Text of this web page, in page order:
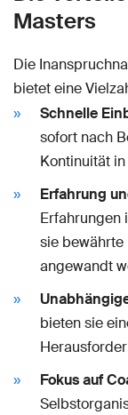
Masters
Die
bietet eine
Schnelle
sofort nach
Kontinuität
Erfahrung
Erfahrungen
sie bewährte
angewandt
bieten sie
Fokus auf